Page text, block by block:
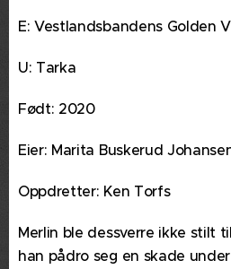
E: Vestlandsbandens Golden
U: Tarka
Født: 2020
Eier: Marita Buskerud
Oppdretter: Ken Torfs
Merlin ble dessverre ikke stilt
han pådro seg en skade